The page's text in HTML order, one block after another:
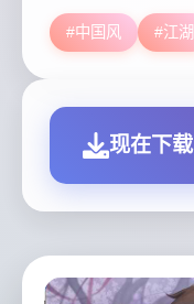
#中国风 #江湖
现在下载